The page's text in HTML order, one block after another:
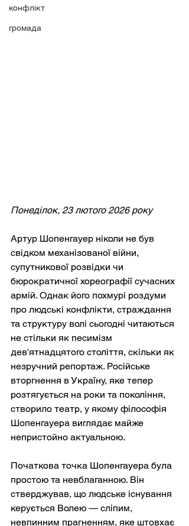
конфлікт
громада
Понеділок, 23 лютого 2026 року
Артур Шопенгауер ніколи не був
свідком механізованої війни,
супутникової розвідки чи
бюрократичної хореографії сучасних
армій. Однак його похмурі роздуми
про людські конфлікти, страждання
та структуру волі сьогодні читаються
не стільки як песимізм
дев'ятнадцятого століття, скільки як
незручний репортаж. Російське
вторгнення в Україну, яке тепер
розтягується на роки та покоління,
створило театр, у якому філософія
Шопенгауера виглядає майже
непристойно актуальною.
Початкова точка Шопенгауера була
простою та невблаганною. Він
стверджував, що людське існування
керується Волею — сліпим,
невпинним прагненням, яке штовхає